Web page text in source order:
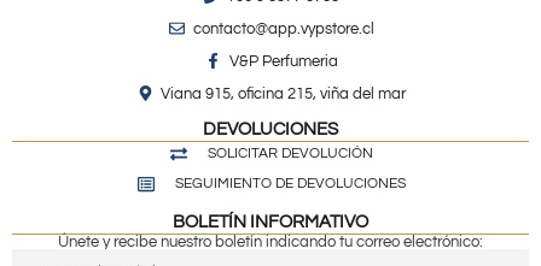
contacto@app.vypstore.cl
V&P Perfumeria
Viana 915, oficina 215, viña del mar
DEVOLUCIONES
SOLICITAR DEVOLUCIÓN
SEGUIMIENTO DE DEVOLUCIONES
BOLETÍN INFORMATIVO
Únete y recibe nuestro boletín indicando tu correo electrónico: